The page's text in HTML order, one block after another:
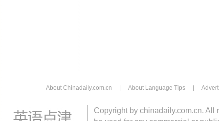
About Chinadaily.com.cn About Language Tips
Copyright by chinadaily.com.cn. All